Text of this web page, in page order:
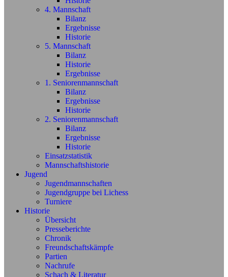
4. Mannschaft
Bilanz
Ergebnisse
Historie
5. Mannschaft
Bilanz
Historie
Ergebnisse
1. Seniorenmannschaft
Bilanz
Ergebnisse
Historie
2. Seniorenmannschaft
Bilanz
Ergebnisse
Historie
Einsatzstatistik
Mannschaftshistorie
Jugend
Jugendmannschaften
Jugendgruppe bei Lichess
Turniere
Historie
Übersicht
Presseberichte
Chronik
Freundschaftskämpfe
Partien
Nachrufe
Schach & Literatur